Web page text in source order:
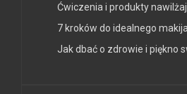
Ćwiczenia i produkty
7 kroków do idealnego
Jak dbać o zdrowie i piękno